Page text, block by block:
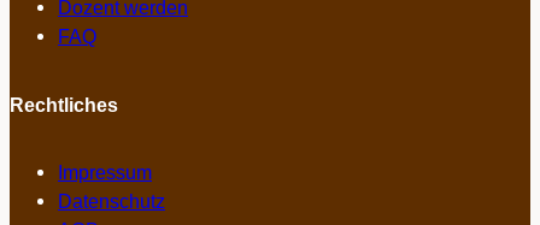
Dozent werden
FAQ
Rechtliches
Impressum
Datenschutz